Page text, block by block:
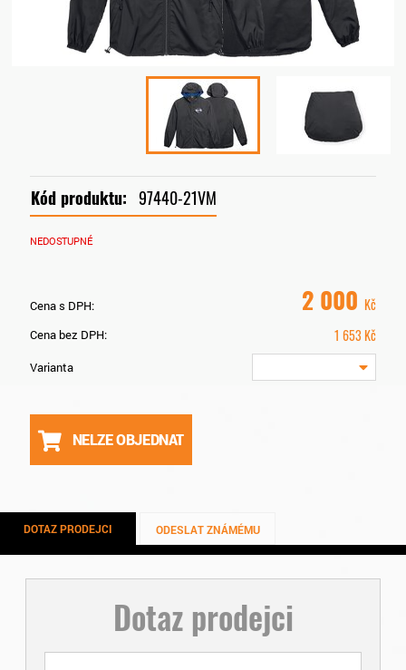
Kód produktu: 97440-21VM
NEDOSTUPNÉ
Cena s DPH: 2 000 Kč
Cena bez DPH: 1 653Kč
Varianta
NELZE OBJEDNAT
DOTAZ PRODEJCI ODESLAT ZNÁMÉMU
Dotaz prodejci